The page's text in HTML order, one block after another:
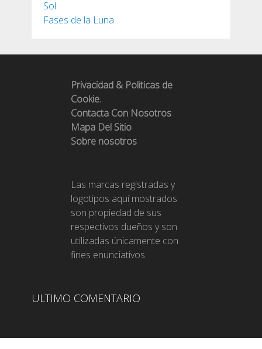
Sol
Fases de la Luna
Privacidad & Politicas de
Cookie.
Contacta Con Nosotros
Mapa Del Sitio
Sobre nosotros
Las marcas registradas y
logotipos aquí mostrados
son propiedad de sus
respectivos dueños y son
utilizadas únicamente con
fines enunciativos.
ULTIMO COMENTARIO